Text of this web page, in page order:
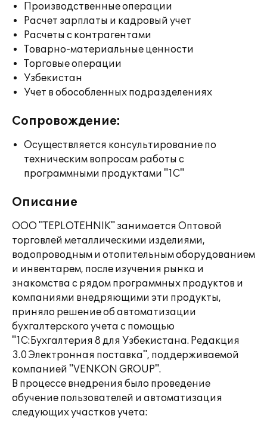
Производственные операции
Расчет зарплаты и кадровый учет
Расчеты с контрагентами
Товарно-материальные ценности
Торговые операции
Узбекистан
Учет в обособленных подразделениях
Сопровождение:
Осуществляется консультирование по
техническим вопросам работы с
программными продуктами "1С"
Описание
ООО "TEPLOTEHNIK" занимается Оптовой
торговлей металлическими изделиями,
водопроводным и отопительным оборудованием
и инвентарем, после изучения рынка и
знакомства с рядом программных продуктов и
компаниями внедряющими эти продукты,
приняло решение об автоматизации
бухгалтерского учета с помощью
"1С:Бухгалтерия 8 для Узбекистана. Редакция
3.0 Электронная поставка", поддерживаемой
компанией "VENKON GROUP".
В процессе внедрения было проведение
обучение пользователей и автоматизация
следующих участков учета: